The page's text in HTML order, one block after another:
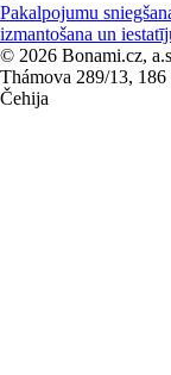
Pakalpojumu
izmantošana un
© 2026 Bonami.cz,
Thámova 289/13, 186
Čehija